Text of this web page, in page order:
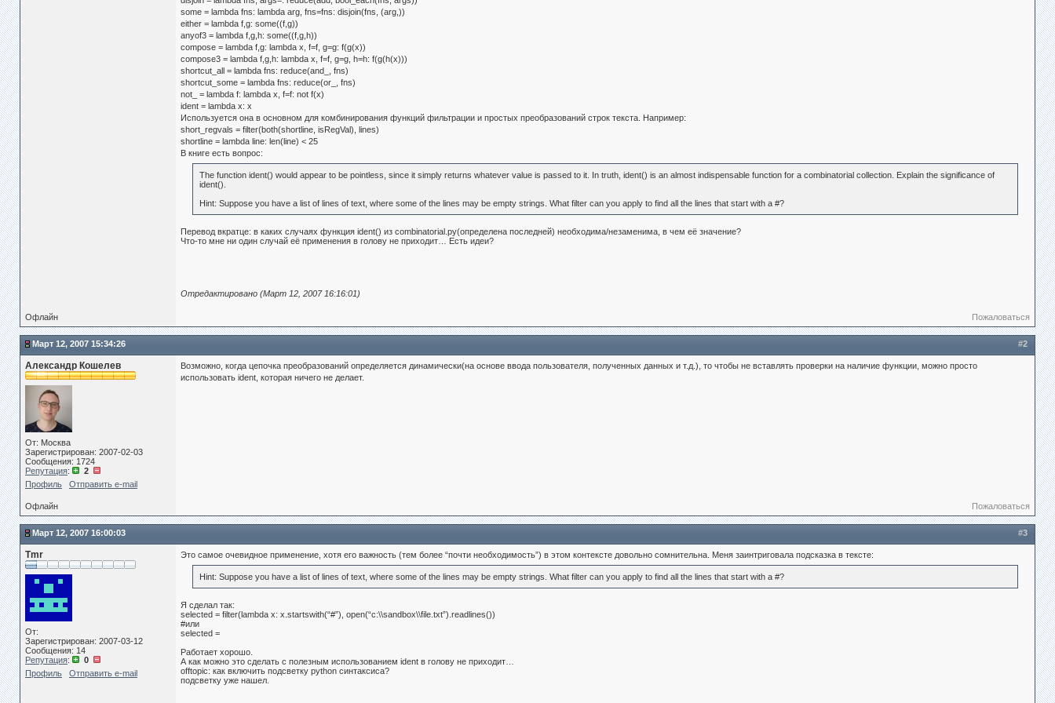
some = lambda fns: lambda arg, fns=fns: disjoin(fns, (arg,))
either = lambda f,g: some((f,g))
anyof3 = lambda f,g,h: some((f,g,h))
compose = lambda f,g: lambda x, f=f, g=g: f(g(x))
compose3 = lambda f,g,h: lambda x, f=f, g=g, h=h: f(g(h(x)))
shortcut_all = lambda fns: reduce(and_, fns)
shortcut_some = lambda fns: reduce(or_, fns)
not_ = lambda f: lambda x, f=f: not f(x)
ident = lambda x: x
Используется она в основном для комбинирования функций фильтрации и простых преобразований строк текста. Например:
short_regvals = filter(both(shortline, isRegVal), lines)
shortline = lambda line: len(line) < 25
В книге есть вопрос:
The function ident() would appear to be pointless, since it simply returns whatever value is passed to it. In truth, ident() is an almost indispensable function for a combinatorial collection. Explain the significance of
ident().
Hint: Suppose you have a list of lines of text, where some of the lines may be empty strings. What filter can you apply to find all the lines that start with a #?
Перевод вкратце: в каких случаях функция ident() из combinatorial.py(определена последней) необходима/незаменима, в чем её значение?
Что-то мне ни один случай её применения в голову не приходит… Есть идеи?
Отредактировано (Март 12, 2007 16:16:01)
Офлайн Пожаловаться
#2
Март 12, 2007 15:34:26
Александр Кошелев
От: Москва
Зарегистрирован: 2007-02-03
Сообщения: 1724
Репутация:
2
Профиль
Отправить e-mail
Возможно, когда цепочка преобразований определяется динамически(на основе ввода пользователя, полученных данных и т.д.), то чтобы не вставлять проверки на наличие функции, можно просто
использовать ident, которая ничего не делает.
Офлайн Пожаловаться
#3
Март 12, 2007 16:00:03
Tmr
От:
Зарегистрирован: 2007-03-12
Сообщения: 14
Репутация:
0
Профиль
Отправить e-mail
Это самое очевидное применение, хотя его важность (тем более “почти необходимость”) в этом контексте довольно сомнительна. Меня заинтриговала подсказка в тексте:
Hint: Suppose you have a list of lines of text, where some of the lines may be empty strings. What filter can you apply to find all the lines that start with a #?
Я сделал так:
selected = filter(lambda x: x.startswith(“#”), open(“c:\\sandbox\\file.txt”).readlines())
#или
selected =
Работает хорошо.
А как можно это сделать с полезным использованием ident в голову не приходит…
offtopic: как включить подсветку python синтаксиса?
подсветку уже нашел.